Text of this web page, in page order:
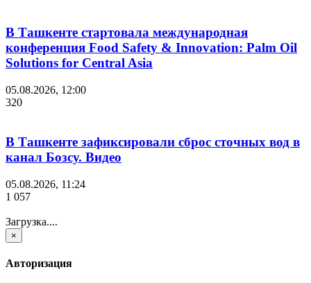
В Ташкенте стартовала международная
конференция Food Safety & Innovation: Palm Oil
Solutions for Central Asia
05.08.2026, 12:00
320
В Ташкенте зафиксировали сброс сточных вод в
канал Бозсу. Видео
05.08.2026, 11:24
1 057
Загрузка....
×
Авторизация